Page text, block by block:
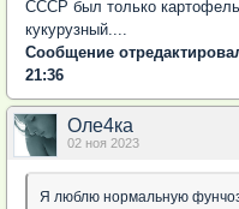
СССР был только
кукурузный....
Сообщение
21:36
Оле4ка
02 ноя 2023
Я люблю нормальную